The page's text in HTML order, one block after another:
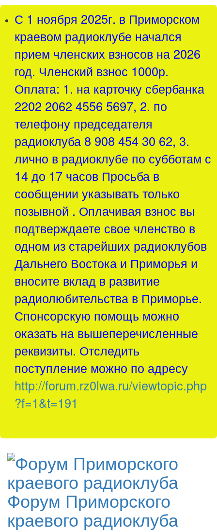
С 1 ноября 2025г. в Приморском
краевом радиоклубе начался
прием членских взносов на 2026
год. Членский взнос 1000р.
Оплата: 1. на карточку сбербанка
2202 2062 4556 5697, 2. по
телефону председателя
радиоклуба 8 908 454 30 62, 3.
лично в радиоклубе по субботам с
14 до 17 часов Просьба в
сообщении указывать только
позывной . Оплачивая взнос вы
подтверждаете свое членство в
одном из старейших радиоклубов
Дальнего Востока и Приморья и
вносите вклад в развитие
радиолюбительства в Приморье.
Спонсорскую помощь можно
оказать на вышеперечисленные
реквизиты. Отследить
поступление можно по адресу
http://forum.rz0lwa.ru/viewtopic.php
?f=1&t=191
Форум Приморского
краевого радиоклуба